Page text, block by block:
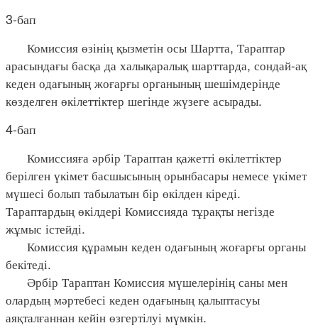
3-бап
Комиссия өзінің қызметін осы Шартта, Тараптар
арасындағы басқа да халықаралық шарттарда, сондай-ақ
кеден одағының жоғарғы органының шешімдерінде
көзделген өкілеттіктер шегінде жүзеге асырады.
4-бап
Комиссияға әрбір Тараптан қажетті өкілеттіктер
берілген үкімет басшысының орынбасары немесе үкімет
мүшесі болып табылатын бір өкілден кіреді.
Тараптардың өкілдері Комиссияда тұрақты негізде
жұмыс істейді.
Комиссия құрамын кеден одағының жоғарғы органы
бекітеді.
Әрбір Тараптан Комиссия мүшелерінің саны мен
олардың мәртебесі кеден одағының қалыптасуы
аяқталғаннан кейін өзгертілуі мүмкін.